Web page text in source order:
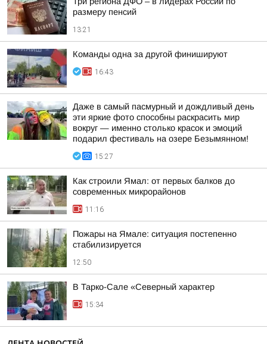
размеру пенсий
13:21
Команды одна за другой финишируют
16:43
Даже в самый пасмурный и дождливый день
эти яркие фото способны раскрасить мир
вокруг — именно столько красок и эмоций
подарил фестиваль на озере Безымянном!
15:27
Как строили Ямал: от первых балков до
современных микрорайонов
11:16
Пожары на Ямале: ситуация постепенно
стабилизируется
12:50
В Тарко-Сале «Северный характер
15:34